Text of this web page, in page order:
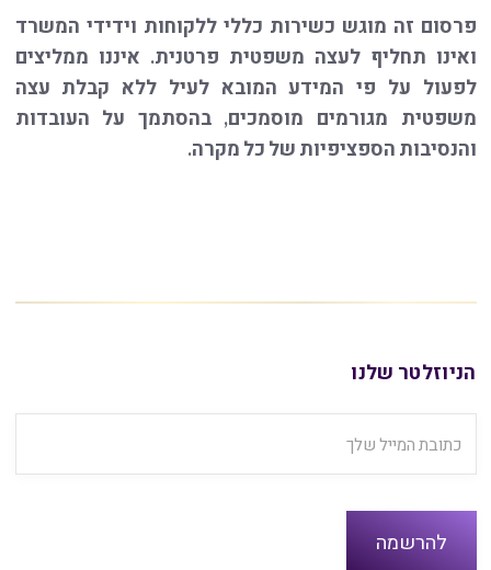
פרסום זה מוגש כשירות כללי ללקוחות וידידי המשרד
ואינו תחליף לעצה משפטית פרטנית. איננו ממליצים
לפעול על פי המידע המובא לעיל ללא קבלת עצה
משפטית מגורמים מוסמכים, בהסתמך על העובדות
והנסיבות הספציפיות של כל מקרה.
הניוזלטר שלנו